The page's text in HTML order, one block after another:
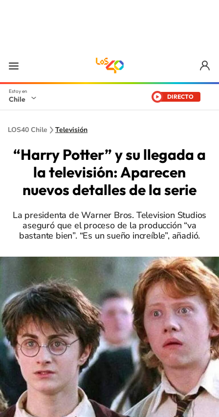
Chile DIRECTO
LOS40 Chile Televisión
“Harry Potter” y su llegada a
la televisión: Aparecen
nuevos detalles de la serie
La presidenta de Warner Bros. Television Studios
aseguró que el proceso de la producción “va
bastante bien”. “Es un sueño increíble”, añadió.